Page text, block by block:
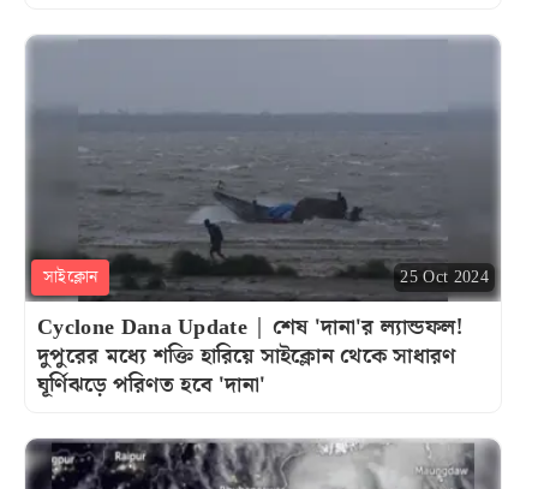
সাইক্লোন 25 Oct 2024
Cyclone Dana Update | শেষ 'দানা'র ল্যান্ডফল!
দুপুরের মধ্যে শক্তি হারিয়ে সাইক্লোন থেকে সাধারণ
ঘূর্ণিঝড়ে পরিণত হবে 'দানা'